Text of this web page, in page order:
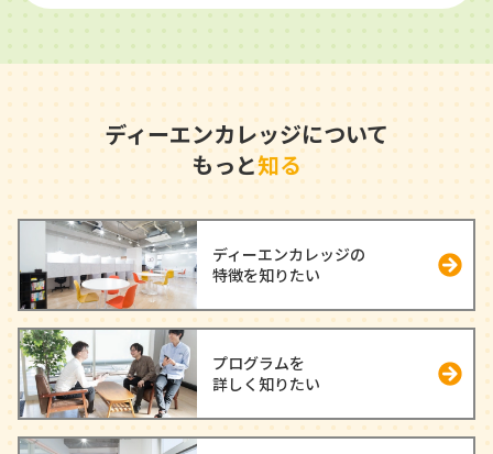
ディーエンカレッジについて
もっと知る
ディーエンカレッジの
特徴を知りたい
プログラムを
詳しく知りたい